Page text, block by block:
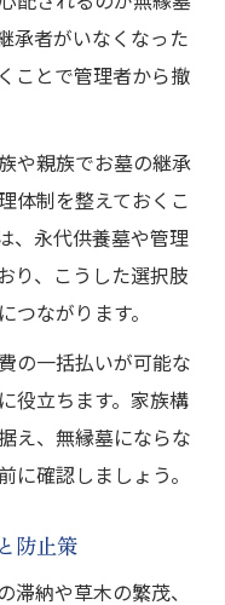
承者がいなくなった
ことで管理者から撤
や親族でお墓の継承
体制を整えておくこ
、永代供養墓や管理
り、こうした選択肢
ながります。
の一括払いが可能な
役立ちます。家族構
え、無縁墓にならな
に確認しましょう。
防止策
滞納や草木の繁茂、